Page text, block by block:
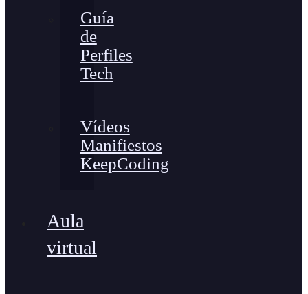
Guía
de
Perfiles
Tech
Vídeos
Manifiestos
KeepCoding
Aula
virtual